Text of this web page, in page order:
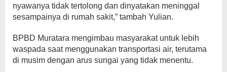
nyawanya tidak tertolong dan dinyatakan meninggal
sesampainya di rumah sakit,” tambah Yulian.
BPBD Muratara mengimbau masyarakat untuk lebih
waspada saat menggunakan transportasi air, terutama
di musim dengan arus sungai yang tidak menentu.